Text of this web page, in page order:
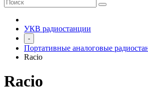
УКВ радиостанции
-
Портативные аналоговые
Racio
Racio